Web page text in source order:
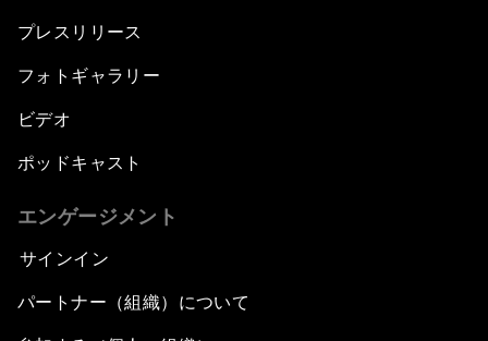
プレスリリース
フォトギャラリー
ビデオ
ポッドキャスト
エンゲージメント
サインイン
パートナー（組織）について